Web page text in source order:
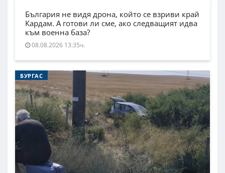
България не видя дрона, който се взриви край
Кардам. А готови ли сме, ако следващият идва
към военна база?
08.08.2026 13:35ч.
БУРГАС